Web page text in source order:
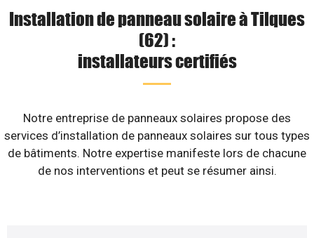
Installation de panneau solaire à Tilques
(62) :
installateurs certifiés
Notre entreprise de panneaux solaires propose des
services d’installation de panneaux solaires sur tous types
de bâtiments. Notre expertise manifeste lors de chacune
de nos interventions et peut se résumer ainsi.